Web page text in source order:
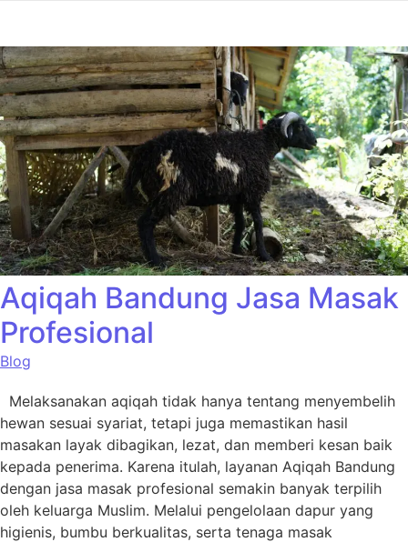
Aqiqah Bandung Jasa Masak
Profesional
Blog
Melaksanakan aqiqah tidak hanya tentang menyembelih
hewan sesuai syariat, tetapi juga memastikan hasil
masakan layak dibagikan, lezat, dan memberi kesan baik
kepada penerima. Karena itulah, layanan Aqiqah Bandung
dengan jasa masak profesional semakin banyak terpilih
oleh keluarga Muslim. Melalui pengelolaan dapur yang
higienis, bumbu berkualitas, serta tenaga masak